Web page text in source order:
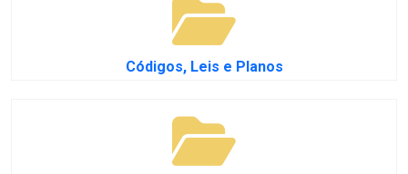
Códigos, Leis e Planos